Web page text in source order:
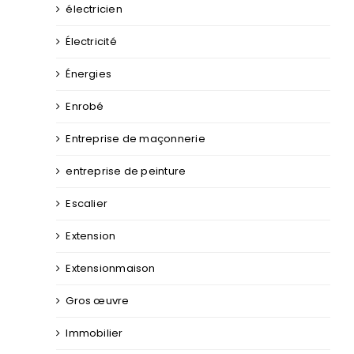
électricien
Électricité
Énergies
Enrobé
Entreprise de maçonnerie
entreprise de peinture
Escalier
Extension
Extensionmaison
Gros œuvre
Immobilier